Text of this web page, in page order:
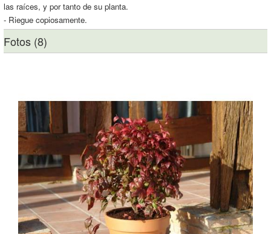
las raíces, y por tanto de su planta.
- Riegue copiosamente.
Fotos (8)